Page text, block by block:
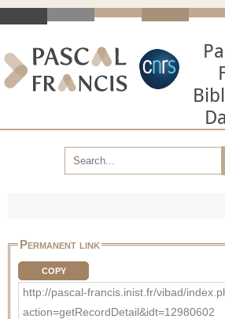
Permanent link
COPY
http://pascal-francis.inist.fr/vibad/
action=getRecordDetail&idt=12980602